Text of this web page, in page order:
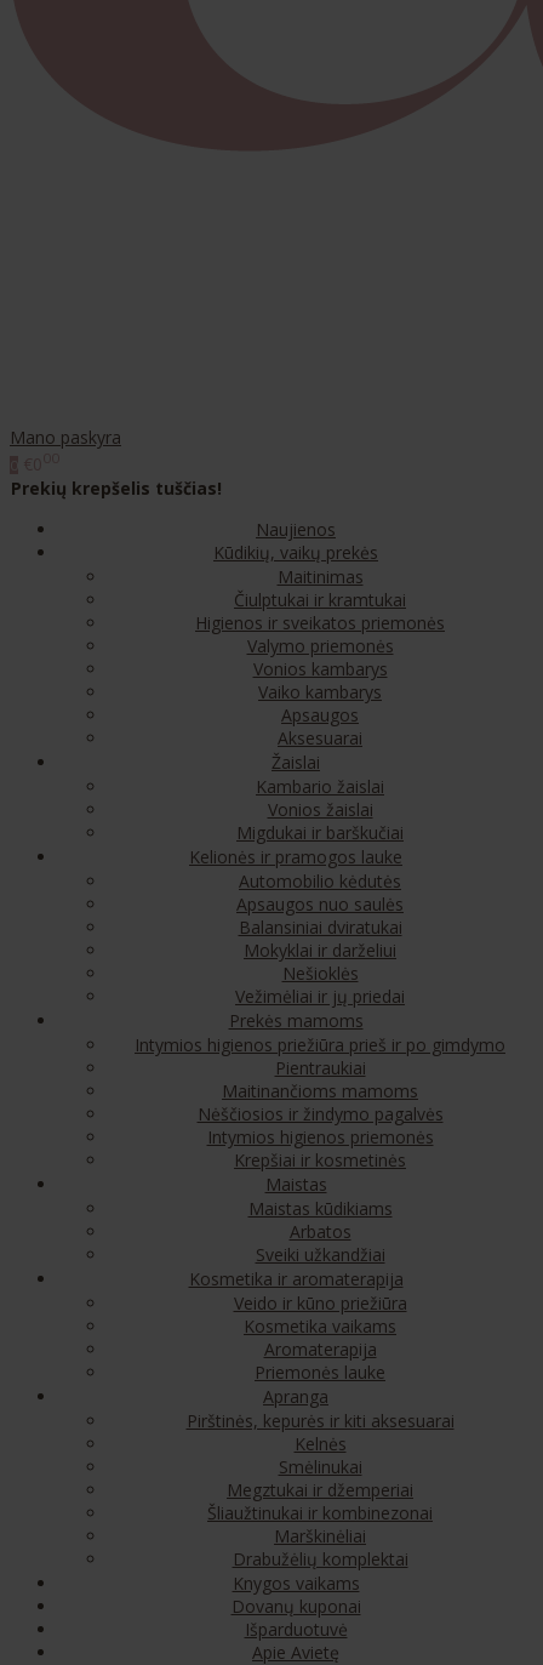
Mano paskyra
Prekių krepšelis tuščias!
Naujienos
Kūdikių, vaikų prekės
Maitinimas
Čiulptukai ir kramtukai
Higienos ir sveikatos priemonės
Valymo priemonės
Vonios kambarys
Vaiko kambarys
Apsaugos
Aksesuarai
Žaislai
Kambario žaislai
Vonios žaislai
Migdukai ir barškučiai
Kelionės ir pramogos lauke
Automobilio kėdutės
Apsaugos nuo saulės
Balansiniai dviratukai
Mokyklai ir darželiui
Nešioklės
Vežimėliai ir jų priedai
Prekės mamoms
Intymios higienos priežiūra prieš ir po gimdymo
Pientraukiai
Maitinančioms mamoms
Nėščiosios ir žindymo pagalvės
Intymios higienos priemonės
Krepšiai ir kosmetinės
Maistas
Maistas kūdikiams
Arbatos
Sveiki užkandžiai
Kosmetika ir aromaterapija
Veido ir kūno priežiūra
Kosmetika vaikams
Aromaterapija
Priemonės lauke
Apranga
Pirštinės, kepurės ir kiti aksesuarai
Kelnės
Smėlinukai
Megztukai ir džemperiai
Šliaužtinukai ir kombinezonai
Marškinėliai
Drabužėlių komplektai
Knygos vaikams
Dovanų kuponai
Išparduotuvė
Apie Avietę